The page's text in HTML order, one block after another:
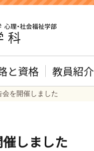
と資格 教員紹介
を開催しました
しました